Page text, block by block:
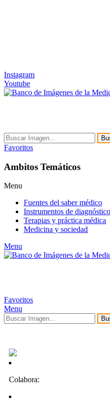
Instagram
Youtube
Favoritos
Ambitos Temáticos
Menu
Fuentes del saber médico
Instrumentos de
Terapias y práctica médica
Medicina y sociedad
Menu
Favoritos
Menu
Colabora: